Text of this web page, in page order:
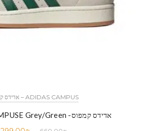
ADIDAS CAMPUS – אדידס קמפוס
אדידס קמפוס- ADIDAS CAMPUSE Grey/Green